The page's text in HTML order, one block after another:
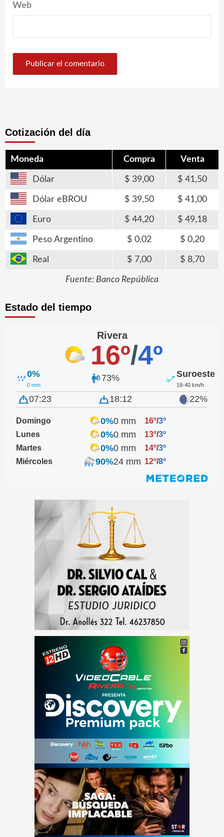
Web
Cotización del día
Moneda Compra Venta
Dólar 39,00 41,50
Dólar eBROU 39,50 41,00
Euro 44,20 49,18
Peso Argentino 0,02 0,20
Real 7,00 8,70
Fuente: Banco República
Estado del tiempo
Rivera
16º/4º
0%
0 mm
73% Suroeste
18-40 km/h
07:23 18:12 22%
Domingo 0%0 mm 16º/3º
Lunes
0%0 mm 13º/3º
Martes
0%0 mm 14º/3º
Miércoles
90%24 mm 12º/8º